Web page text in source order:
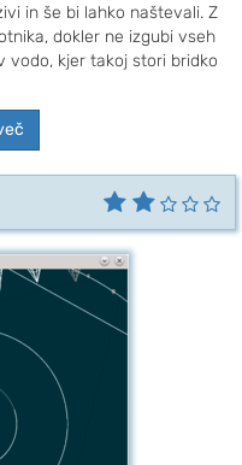
in še bi lahko naštevali. Z
dokler ne izgubi vseh
vodo, kjer takoj stori bridko